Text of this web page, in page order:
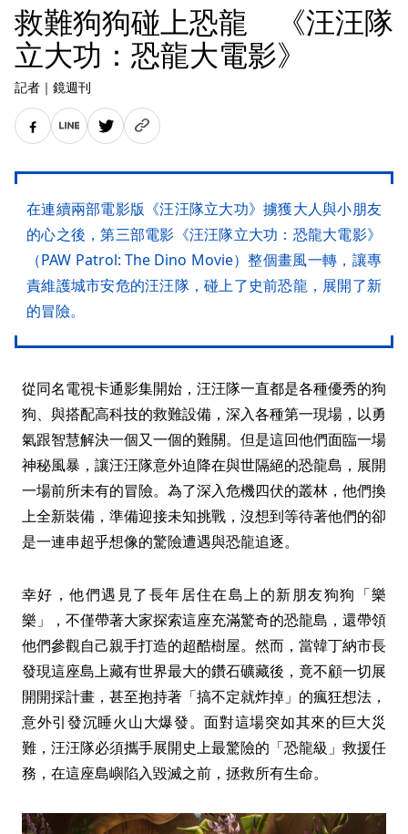
救難狗狗碰上恐龍 《汪汪隊
立大功：恐龍大電影》
記者 ｜ 鏡週刊
在連續兩部電影版《汪汪隊立大功》擄獲大人與小朋友
的心之後，第三部電影《汪汪隊立大功：恐龍大電影》
（PAW Patrol: The Dino Movie）整個畫風一轉，讓專
責維護城市安危的汪汪隊，碰上了史前恐龍，展開了新
的冒險。
從同名電視卡通影集開始，汪汪隊一直都是各種優秀的狗
狗、與搭配高科技的救難設備，深入各種第一現場，以勇
氣跟智慧解決一個又一個的難關。但是這回他們面臨一場
神秘風暴，讓汪汪隊意外迫降在與世隔絕的恐龍島，展開
一場前所未有的冒險。為了深入危機四伏的叢林，他們換
上全新裝備，準備迎接未知挑戰，沒想到等待著他們的卻
是一連串超乎想像的驚險遭遇與恐龍追逐。
幸好，他們遇見了長年居住在島上的新朋友狗狗「樂
樂」，不僅帶著大家探索這座充滿驚奇的恐龍島，還帶領
他們參觀自己親手打造的超酷樹屋。然而，當韓丁納市長
發現這座島上藏有世界最大的鑽石礦藏後，竟不顧一切展
開開採計畫，甚至抱持著「搞不定就炸掉」的瘋狂想法，
意外引發沉睡火山大爆發。面對這場突如其來的巨大災
難，汪汪隊必須攜手展開史上最驚險的「恐龍級」救援任
務，在這座島嶼陷入毀滅之前，拯救所有生命。